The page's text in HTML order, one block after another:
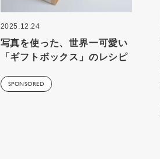
2025.12.24
写真を使った、世界一可愛い
「ギフトボックス」のレシピ
SPONSORED